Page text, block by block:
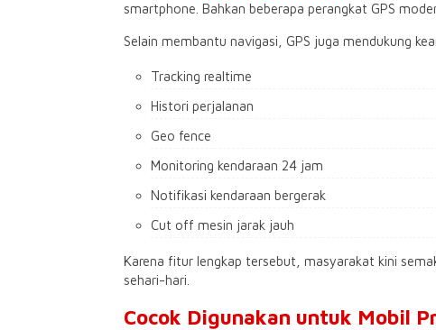
smartphone. Bahkan beberapa perangkat GPS
Selain membantu navigasi, GPS juga mendukung
Tracking realtime
Histori perjalanan
Geo fence
Monitoring kendaraan 24 jam
Notifikasi kendaraan bergerak
Cut off mesin jarak jauh
Karena fitur lengkap tersebut, masyarakat kini
sehari-hari.
Cocok Digunakan untuk Mobil